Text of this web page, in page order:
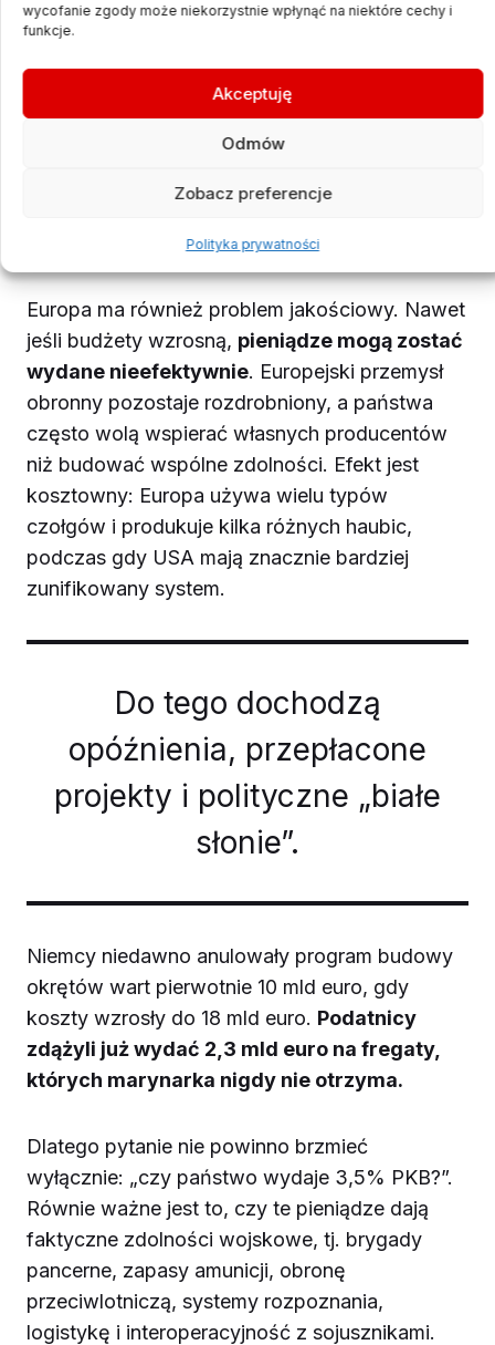
wycofanie zgody może niekorzystnie wpłynąć na niektóre cechy i
funkcje.
Akceptuję
Odmów
Zobacz preferencje
Polityka prywatności
Czytaj też:
Więcej pieniędzy nie oznacza
jeszcze większego
bezpieczeństwa
Europa ma również problem jakościowy. Nawet
jeśli budżety wzrosną, pieniądze mogą zostać
wydane nieefektywnie. Europejski przemysł
obronny pozostaje rozdrobniony, a państwa
często wolą wspierać własnych producentów
niż budować wspólne zdolności. Efekt jest
kosztowny: Europa używa wielu typów
czołgów i produkuje kilka różnych haubic,
podczas gdy USA mają znacznie bardziej
zunifikowany system.
Do tego dochodzą
opóźnienia, przepłacone
projekty i polityczne „białe
słonie”.
Niemcy niedawno anulowały program budowy
okrętów wart pierwotnie 10 mld euro, gdy
koszty wzrosły do 18 mld euro. Podatnicy
zdążyli już wydać 2,3 mld euro na fregaty,
których marynarka nigdy nie otrzyma.
Dlatego pytanie nie powinno brzmieć
wyłącznie: „czy państwo wydaje 3,5% PKB?”.
Równie ważne jest to, czy te pieniądze dają
faktyczne zdolności wojskowe, tj. brygady
pancerne, zapasy amunicji, obronę
przeciwlotniczą, systemy rozpoznania,
logistykę i interoperacyjność z sojusznikami.